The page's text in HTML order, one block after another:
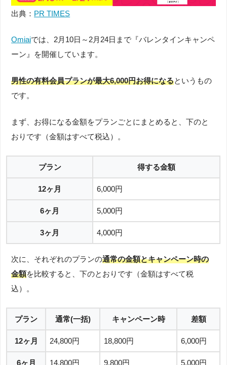
出典： PR TIMES
Omiaiでは、2月10日～2月24日まで『バレンタインキャンペ
ーン』を開催しています。
男性の有料会員プランが最大6,000円お得になるというもの
です。
まず、お得になる金額をプランごとにまとめると、下のと
おりです（金額はすべて税込）。
プラン 得する金額
12ヶ月 6,000円
6ヶ月 5,000円
3ヶ月 4,000円
次に、それぞれのプランの通常の金額とキャンペーン時の
金額を比較すると、下のとおりです（金額はすべて税
込）。
プラン 通常(一括) キャンペーン時 差額
12ヶ月 24,800円 18,800円 6,000円
6ヶ月 14,800円 9,800円 5,000円